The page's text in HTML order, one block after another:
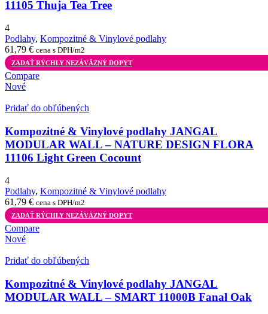
11105 Thuja Tea Tree
4
Podlahy, Kompozitné & Vinylové podlahy
61,79 € cena s DPH/m2
ZADAŤ RÝCHLY NEZÁVÄZNÝ DOPYT
Compare
Nové
Pridať do obľúbených
Kompozitné & Vinylové podlahy JANGAL
MODULAR WALL – NATURE DESIGN FLORA
11106 Light Green Cocount
4
Podlahy, Kompozitné & Vinylové podlahy
61,79 € cena s DPH/m2
ZADAŤ RÝCHLY NEZÁVÄZNÝ DOPYT
Compare
Nové
Pridať do obľúbených
Kompozitné & Vinylové podlahy JANGAL
MODULAR WALL – SMART 11000B Fanal Oak